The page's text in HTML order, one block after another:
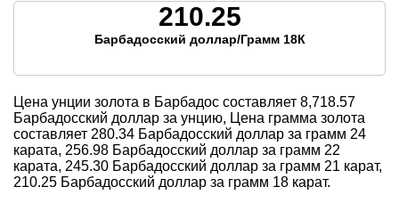
210.25
Барбадосский доллар/Грамм 18К
Цена унции золота в Барбадос составляет 8,718.57
Барбадосский доллар за унцию, Цена грамма золота
составляет 280.34 Барбадосский доллар за грамм 24
карата, 256.98 Барбадосский доллар за грамм 22
карата, 245.30 Барбадосский доллар за грамм 21 карат,
210.25 Барбадосский доллар за грамм 18 карат.